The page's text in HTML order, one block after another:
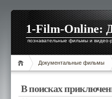
1-Film-Online:
познавательные фильмы и видео-
Документальные фильмы
В поисках